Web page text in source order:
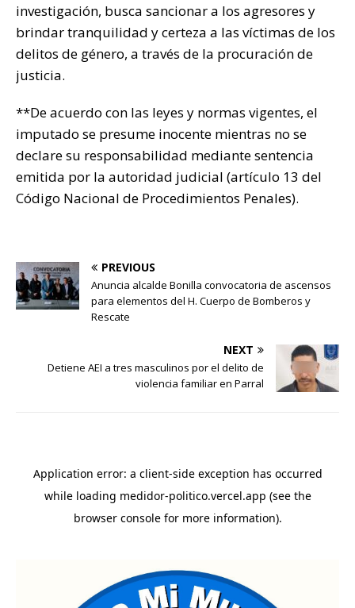
investigación, busca sancionar a los agresores y
brindar tranquilidad y certeza a las víctimas de los
delitos de género, a través de la procuración de
justicia.
**De acuerdo con las leyes y normas vigentes, el
imputado se presume inocente mientras no se
declare su responsabilidad mediante sentencia
emitida por la autoridad judicial (artículo 13 del
Código Nacional de Procedimientos Penales).
PREVIOUS
Anuncia alcalde Bonilla convocatoria de ascensos
para elementos del H. Cuerpo de Bomberos y
Rescate
NEXT
Detiene AEI a tres masculinos por el delito de
violencia familiar en Parral